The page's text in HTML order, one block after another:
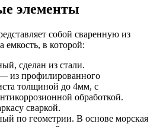
элементы
собой сваренную из
емкость, в которой:
сделан из стали.
из профилированного
толщиной до 4мм, с
обработкой.
сваркой.
по геометрии. В основе морская